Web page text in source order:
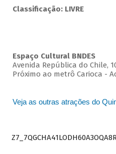
Classificação: LIVRE
Espaço Cultural BNDES
Avenida República do Chile,
Próximo ao metrô Carioca -
Veja as outras atrações do